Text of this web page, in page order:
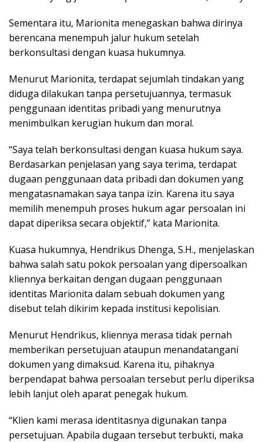
Sementara itu, Marionita menegaskan bahwa dirinya
berencana menempuh jalur hukum setelah
berkonsultasi dengan kuasa hukumnya.
Menurut Marionita, terdapat sejumlah tindakan yang
diduga dilakukan tanpa persetujuannya, termasuk
penggunaan identitas pribadi yang menurutnya
menimbulkan kerugian hukum dan moral.
“Saya telah berkonsultasi dengan kuasa hukum saya.
Berdasarkan penjelasan yang saya terima, terdapat
dugaan penggunaan data pribadi dan dokumen yang
mengatasnamakan saya tanpa izin. Karena itu saya
memilih menempuh proses hukum agar persoalan ini
dapat diperiksa secara objektif,” kata Marionita.
Kuasa hukumnya, Hendrikus Dhenga, S.H., menjelaskan
bahwa salah satu pokok persoalan yang dipersoalkan
kliennya berkaitan dengan dugaan penggunaan
identitas Marionita dalam sebuah dokumen yang
disebut telah dikirim kepada institusi kepolisian.
Menurut Hendrikus, kliennya merasa tidak pernah
memberikan persetujuan ataupun menandatangani
dokumen yang dimaksud. Karena itu, pihaknya
berpendapat bahwa persoalan tersebut perlu diperiksa
lebih lanjut oleh aparat penegak hukum.
“Klien kami merasa identitasnya digunakan tanpa
persetujuan. Apabila dugaan tersebut terbukti, maka